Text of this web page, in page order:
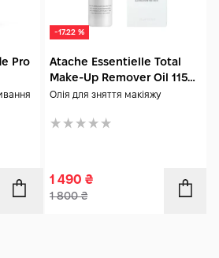
Pro
-17.22 %
Atache Essentielle Total
Make-Up Remover Oil 115
мл
Олія для зняття макіяжу
1 490 ₴
1 800₴